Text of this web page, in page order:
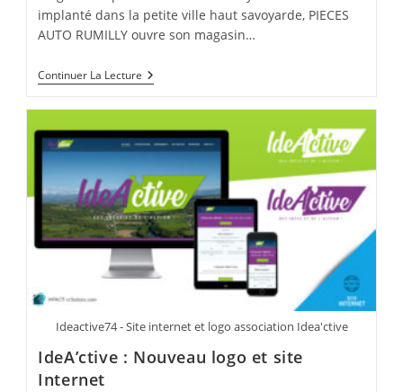
implanté dans la petite ville haut savoyarde, PIECES
AUTO RUMILLY ouvre son magasin…
Continuer La Lecture Identité
Visuelle
Pièces
Auto
Rumilly
Ideactive74 - Site internet et logo association Idea'ctive
IdeA’ctive : Nouveau logo et site
Internet